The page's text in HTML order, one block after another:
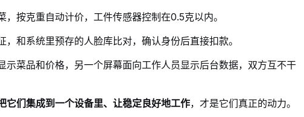
，按克重自动计价，工件传感器控制在0.5克以内。
，和系统里预存的人脸库比对，确认身份后直接扣款。
示菜品和价格，另一个屏幕面向工作人员显示后台数据，双方互不干
它们集成到一个设备里、让稳定良好地工作，才是它们真正的动力。